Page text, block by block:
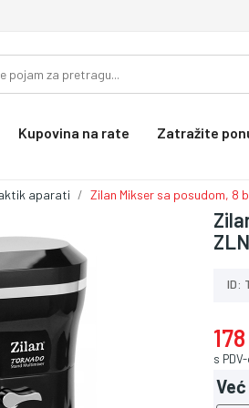
Kupovina na rate Zatražite
aparati Zilan Mikser sa posudom, 8
ID:
s